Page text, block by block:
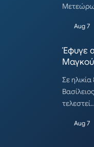
Aug 7
Έφυγε
Σε
Aug 7